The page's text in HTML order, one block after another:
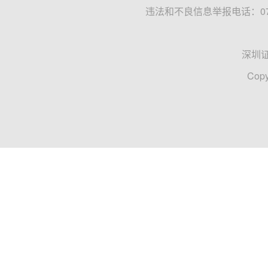
违法和不良信息举报电话：
深圳